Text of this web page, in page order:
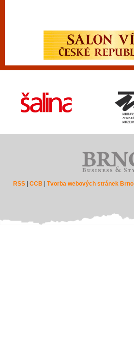
RSS |CCB |Tvorba webových stránek Brno